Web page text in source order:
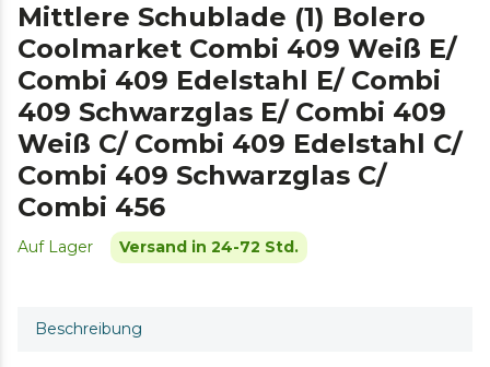
Mittlere Schublade (1) Bolero
Coolmarket Combi 409 Weiß E/
Combi 409 Edelstahl E/ Combi
409 Schwarzglas E/ Combi 409
Weiß C/ Combi 409 Edelstahl C/
Combi 409 Schwarzglas C/
Combi 456
Auf Lager Versand in 24-72 Std.
Beschreibung